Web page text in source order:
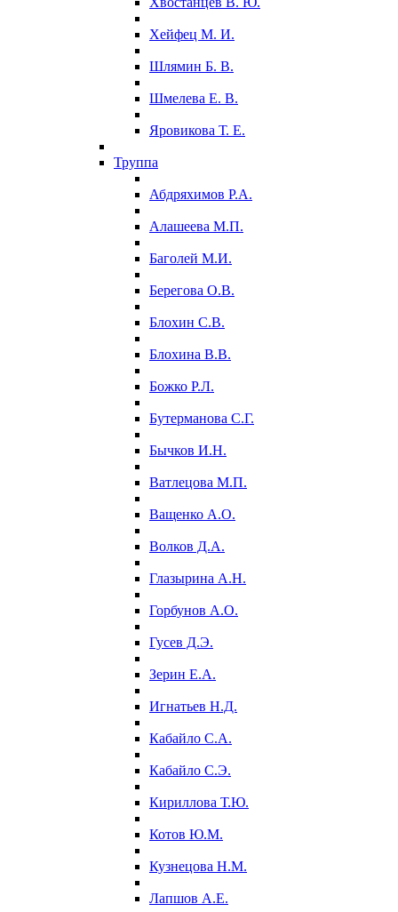
Хейфец М. И.
Шлямин Б. В.
Шмелева Е. В.
Яровикова Т. Е.
Труппа
Абдряхимов Р.А.
Алашеева М.П.
Баголей М.И.
Берегова О.В.
Блохин С.В.
Блохина В.В.
Божко Р.Л.
Бутерманова С.Г.
Бычков И.Н.
Ватлецова М.П.
Ващенко А.О.
Волков Д.А.
Глазырина А.Н.
Горбунов А.О.
Гусев Д.Э.
Зерин Е.А.
Игнатьев Н.Д.
Кабайло С.А.
Кабайло С.Э.
Кириллова Т.Ю.
Котов Ю.М.
Кузнецова Н.М.
Лапшов А.Е.